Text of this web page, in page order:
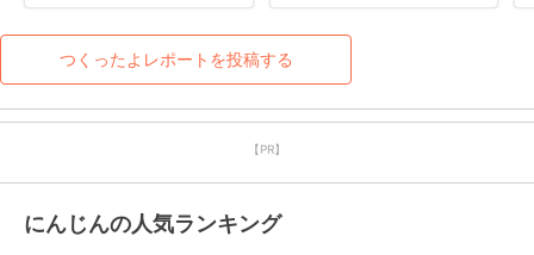
にんじんがたくさん食べれ
てとっても美味しかったで
す(*´༥`*)
素敵レシピありがとうござ
います♡
つくったよレポートを投稿する
【PR】
にんじんの人気ランキング